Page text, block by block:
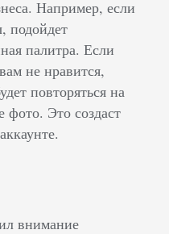
Например, если
подойдет
палитра. Если
не нравится,
повторяться на
Это создаст
внимание